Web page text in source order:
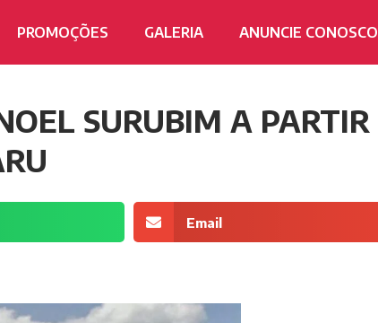
PROMOÇÕES GALERIA ANUNCIE CONOSCO
SURUBIM A PARTIR
Email